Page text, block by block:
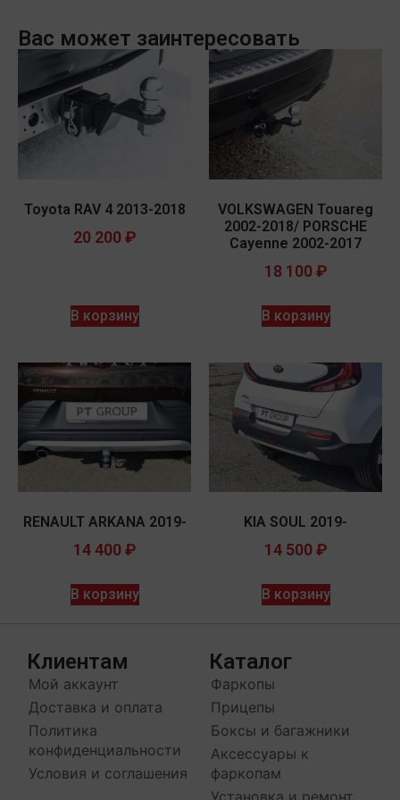
Вас может заинтересовать
Toyota RAV 4 2013-2018
20 200 ₽
В корзину
VOLKSWAGEN Touareg
2002-2018/ PORSCHE
Cayenne 2002-2017
18 100 ₽
В корзину
RENAULT ARKANA 2019-
14 400 ₽
В корзину
KIA SOUL 2019-
14 500 ₽
В корзину
Клиентам
Мой аккаунт
Доставка и оплата
Политика
конфиденциальности
Условия и соглашения
Каталог
Фаркопы
Прицепы
Боксы и багажники
Аксессуары к
фаркопам